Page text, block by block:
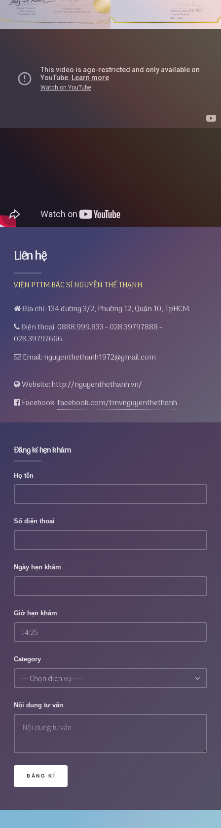
Liên hệ
VIỆN PTTM BÁC SĨ NGUYỄN THẾ THẠNH.
Địa chỉ: 134 đường 3/2, Phường 12, Quận 10, TpHCM.
Điện thoại: 0888.999.833 - 028.39797888 -
028.39797666.
Email: nguyenthethanh1972@gmail.com
Website:http://nguyenthethanh.vn/
Facebook:facebook.com/tmvnguyenthethanh
Đăng kí hẹn khám
Họ tên
Số điện thoại
Ngày hẹn khám
Giờ hẹn khám
Category
Nội dung tư vấn